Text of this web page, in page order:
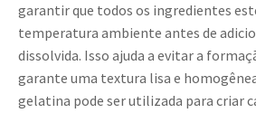
garantir que todos os ingredientes
temperatura ambiente antes de
dissolvida. Isso ajuda a evitar a
garante uma textura lisa e
gelatina pode ser utilizada para criar